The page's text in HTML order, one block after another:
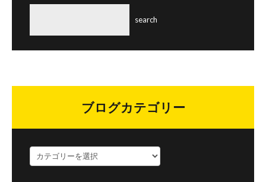
ブログカテゴリー
ロ